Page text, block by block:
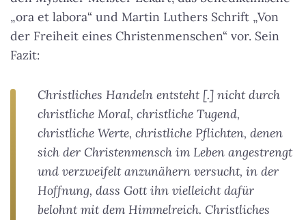
„ora et labora“ und Martin Luthers Schrift „Von
der Freiheit eines Christenmenschen“ vor. Sein
Fazit:
Christliches Handeln entsteht [.] nicht durch
christliche Moral, christliche Tugend,
christliche Werte, christliche Pflichten, denen
sich der Christenmensch im Leben angestrengt
und verzweifelt anzunähern versucht, in der
Hoffnung, dass Gott ihn vielleicht dafür
belohnt mit dem Himmelreich. Christliches